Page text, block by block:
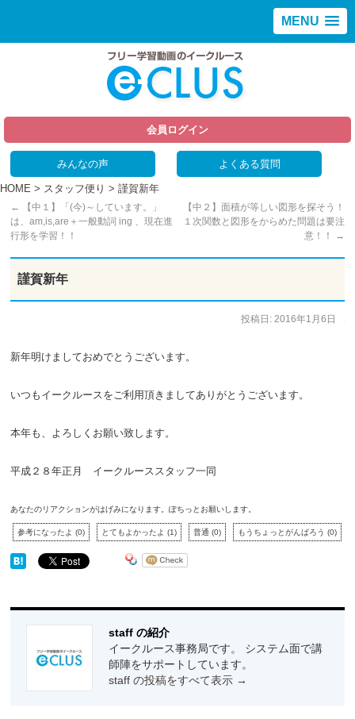
MENU
会員ログイン
みんなの声 よくある質問
HOME > スタッフ便り > 謹賀新年
←
【中１】「(今)～しています。」
は、am,is,are＋一般動詞 ing 、現在進
行形を学習！！
【中２】面積が等しい図形を探そう！
１次関数と図形をからめた問題は要注
意！！
→
謹賀新年
投稿日: 2016年1月6日
新年明けましておめでとうございます。
いつもイークルースをご利用頂きましてありがとうございます。
本年も、よろしくお願い致します。
平成２８年正月 イークルーススタッフ一同
あなたのリアクションがはげみになります。ぽちっとお願いします。
参考になったよ(0) とてもよかったよ(1) 普通(0) もうちょっとがんばろう(0)
staff の紹介
イークルース事務局です。 システム面で講
師陣をサポートしています。
staff の投稿をすべて表示 →